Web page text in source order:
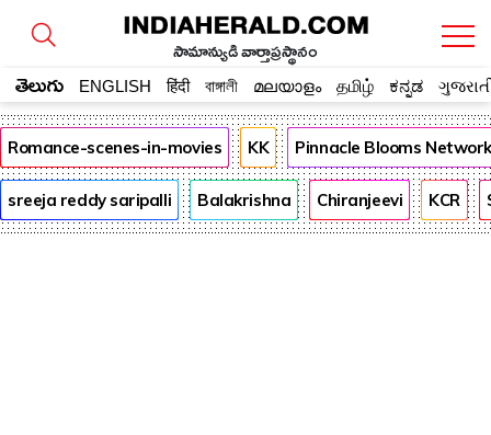
సామాన్యుడి వార్తాప్రస్థానం
తెలుగు ENGLISH हिंदी বাঙ্গালী മലയാളം தமிழ் ಕನ್ನಡ
Romance-scenes-in-movies KK Pinnacle Blooms Network
sreeja reddy saripalli Balakrishna Chiranjeevi KCR